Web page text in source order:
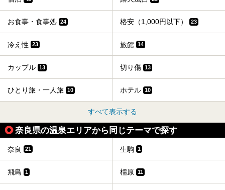
お食事・食事処 24 格安（1,000円以下） 23
冷え性 23 旅館 14
カップル 13 切り傷 13
ひとり旅・一人旅 10 ホテル 10
すべて表示する
奈良県の温泉エリアから同じテーマで探す
奈良 21 生駒 1
飛鳥 1 橿原 11